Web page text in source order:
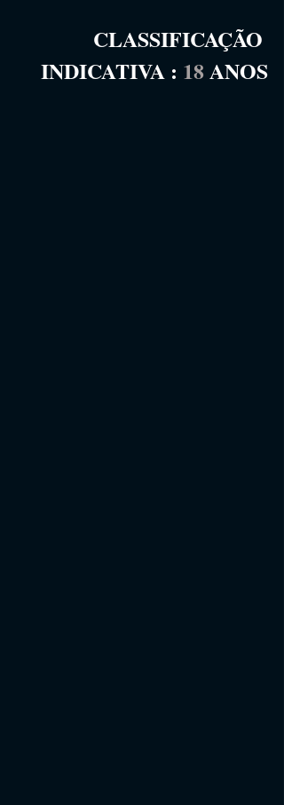
CLASSIFICAÇÃO
INDICATIVA : 18 ANOS